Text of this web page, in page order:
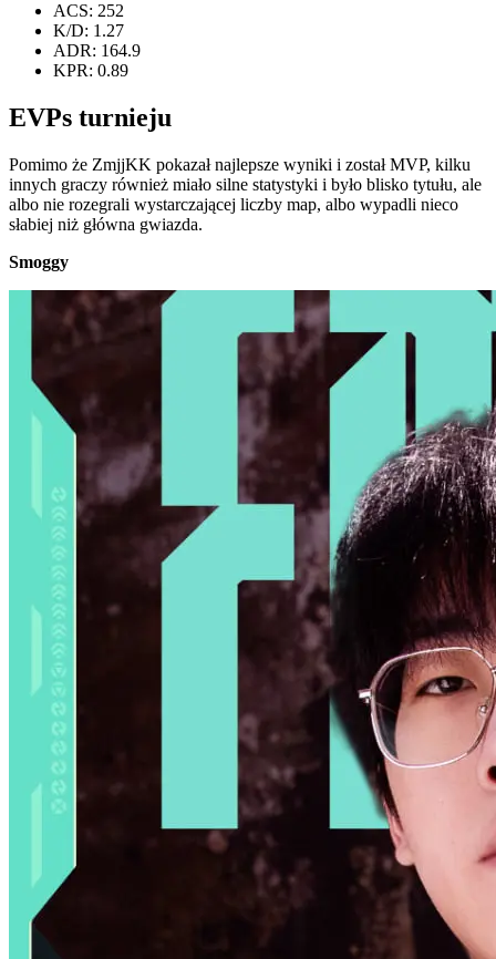
ACS: 252
K/D: 1.27
ADR: 164.9
KPR: 0.89
EVPs turnieju
Pomimo że ZmjjKK pokazał najlepsze wyniki i został MVP, kilku
innych graczy również miało silne statystyki i było blisko tytułu, ale
albo nie rozegrali wystarczającej liczby map, albo wypadli nieco
słabiej niż główna gwiazda.
Smoggy